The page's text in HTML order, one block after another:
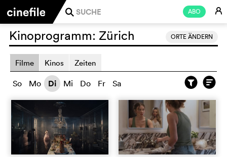
ABO E
j
ORTE ÄNDERN
Kinoprogramm: Zürich
Filme Kinos Zeiten
So Mo Di Mi Do Fr Sa